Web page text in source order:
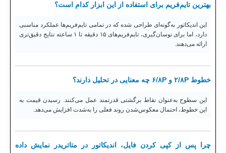
بهترین تایم‌فریم برای استفاده از این ابزار کدام است؟
این اندیکاتور به‌گونه‌ای طراحی شده که در تمامی تایم‌فریم‌ها عملکرد مناسبی
دارد، اما برای نوسان‌گیری، تایم‌فریم‌های ۱۵ دقیقه تا ۱ ساعته نتایج دقیق‌تری
ارائه می‌دهند.
خطوط ۲/۸P و ۶/۸P چه معنایی در تحلیل دارند؟
این سطوح به‌عنوان نقاط برگشتی قدرتمند عمل می‌کنند. رسیدن قیمت به
این خطوط، احتمال معکوس‌شدن روند فعلی را به‌شدت افزایش می‌دهد.
چرا پس از کپی کردن فایل، اندیکاتور در متاتریدر نمایش داده